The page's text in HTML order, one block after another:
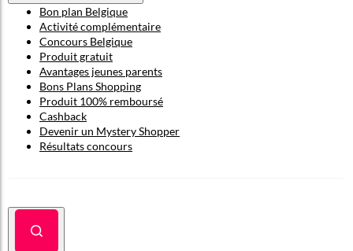
Bon plan Belgique
Activité complémentaire
Concours Belgique
Produit gratuit
Avantages jeunes parents
Bons Plans Shopping
Produit 100% remboursé
Cashback
Devenir un Mystery Shopper
Résultats concours